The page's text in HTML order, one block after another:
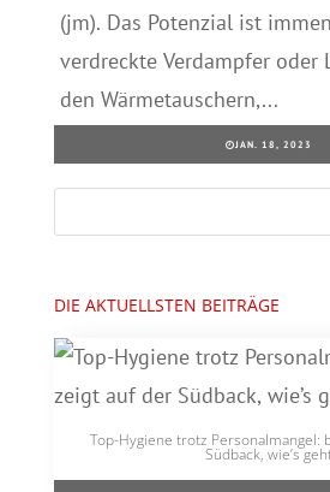
(jm). Das Potenzial ist
verdreckte Verdampfer oder
den Wärmetauschern,...
JAN. 18, 2023
DIE AKTUELLSTEN BEITRÄGE
Top-Hygiene trotz Personalmangel:
Südback, wie’s